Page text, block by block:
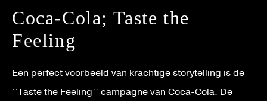
Coca-Cola; Taste the
Feeling
Een perfect voorbeeld van krachtige storytelling is de
‘’Taste the Feeling’’ campagne van Coca-Cola. De